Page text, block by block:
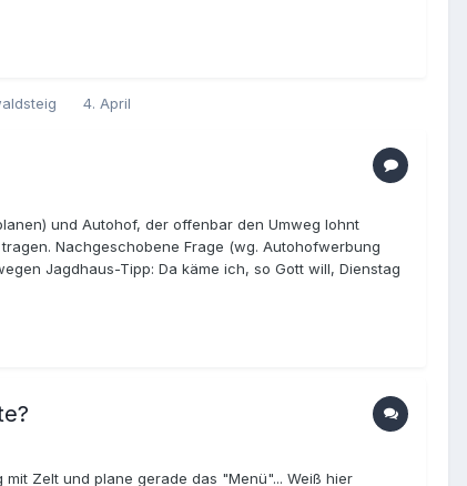
4. April
und Autohof, der offenbar den Umweg lohnt
Nachgeschobene Frage (wg. Autohofwerbung
Jagdhaus-Tipp: Da käme ich, so Gott will, Dienstag
Zelt und plane gerade das "Menü"... Weiß hier